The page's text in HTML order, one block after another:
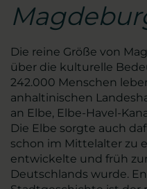
Die reine Größe von
über die kulturelle
242.000 Menschen
anhaltinischen
an Elbe, Elbe-Havel-
Die Elbe sorgte auch
schon im Mittelalter zu
entwickelte und früh
Deutschlands wurde.